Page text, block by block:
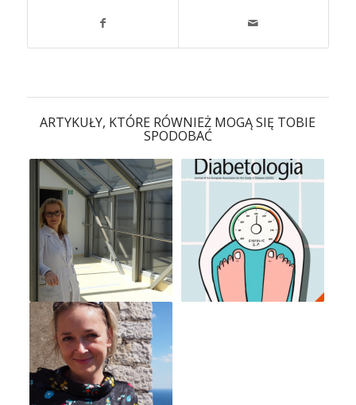
ARTYKUŁY, KTÓRE RÓWNIEŻ MOGĄ SIĘ TOBIE
SPODOBAĆ